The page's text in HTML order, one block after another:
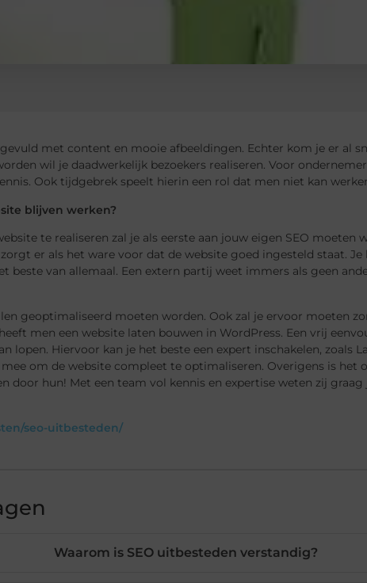
met content en mooie afbeeldingen. Echter kom je er al
wil je daadwerkelijk bezoekers realiseren. Voor
Ook tijdgebrek speelt hierin een rol dat men niet kan
blijven werken?
te realiseren zal je als eerste aan jouw eigen SEO moeten
er als het ware voor dat de website goed ingesteld staat.
beste van allemaal. Een extern partij weet immers als geen
geoptimaliseerd moeten worden. Ook zal je ervoor moeten
men een website laten bouwen in WordPress. Een vrij
lopen. Hiervoor kan je het beste een expert inschakelen, zoals
om de website compleet te optimaliseren. Overigens is het
door hun! Met een team vol kennis en expertise weten zij
seo-uitbesteden/
Waarom is SEO uitbesteden verstandig?